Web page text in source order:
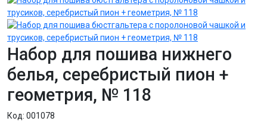
Набор для пошива нижнего
белья, серебристый пион +
геометрия, № 118
Код: 001078